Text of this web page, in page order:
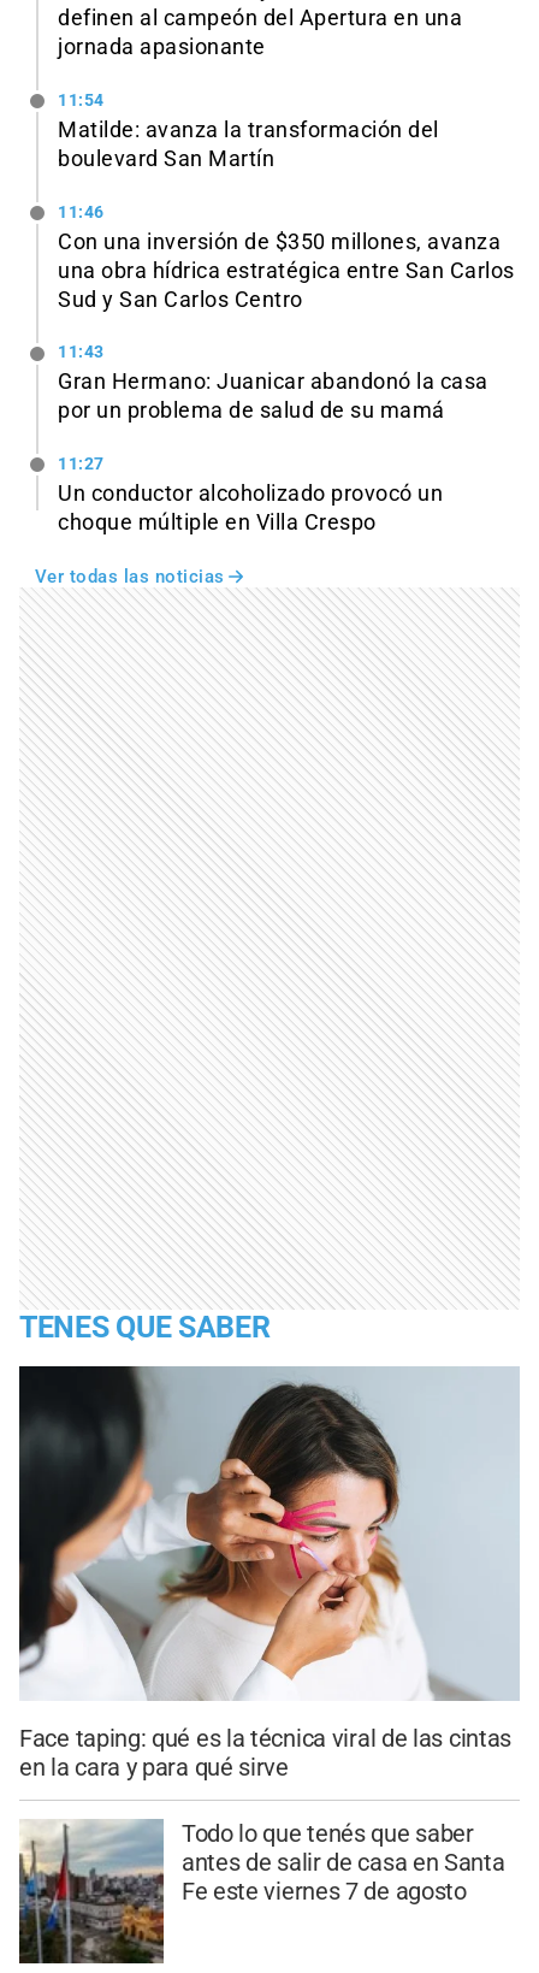
definen al campeón del Apertura en una
jornada apasionante
11:54
Matilde: avanza la transformación del
boulevard San Martín
11:46
Con una inversión de $350 millones, avanza
una obra hídrica estratégica entre San Carlos
Sud y San Carlos Centro
11:43
Gran Hermano: Juanicar abandonó la casa
por un problema de salud de su mamá
11:27
Un conductor alcoholizado provocó un
choque múltiple en Villa Crespo
Ver todas las noticias
TENES QUE SABER
Face taping: qué es la técnica viral de las cintas
en la cara y para qué sirve
Todo lo que tenés que saber
antes de salir de casa en Santa
Fe este viernes 7 de agosto